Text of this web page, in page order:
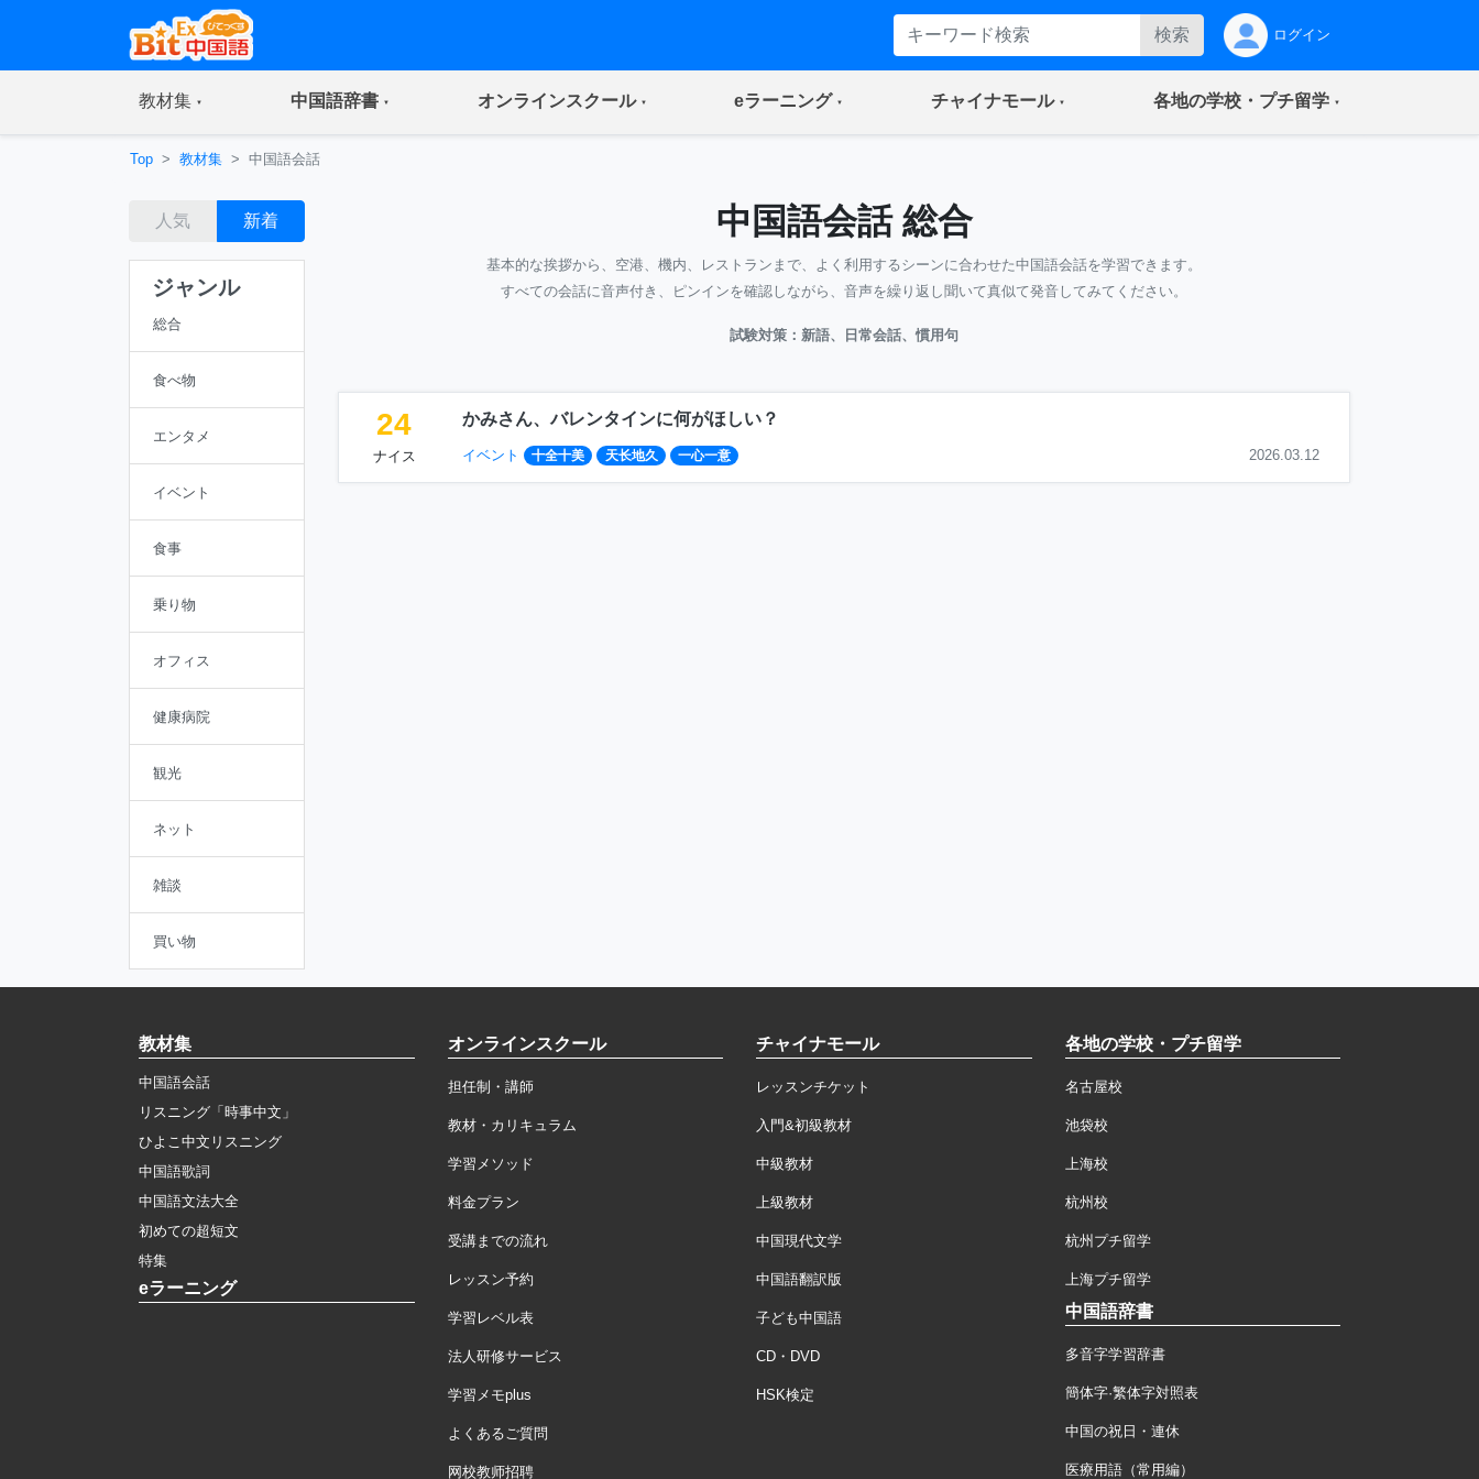
検索 ログイン
教材集(current) 中国語辞書(current) オンラインスクール(current) eラーニング(current) チャイナモール(current) 各地の学校・プチ留学(current)
Top 教材集 中国語会話
人気 新着
ジャンル
総合
食べ物
エンタメ
イベント
食事
乗り物
オフィス
健康病院
観光
ネット
雑談
買い物
中国語会話 総合
基本的な挨拶から、空港、機内、レストランまで、よく利用するシーンに合わせた中国語会話を学習できます。
すべての会話に音声付き、ピンインを確認しながら、音声を繰り返し聞いて真似て発音してみてください。
試験対策：新語、日常会話、慣用句
24
ナイス
かみさん、バレンタインに何がほしい？
イベント 十全十美 天长地久 一心一意 2026.03.12
教材集
中国語会話
リスニング「時事中文」
ひよこ中文リスニング
中国語歌詞
中国語文法大全
初めての超短文
特集
eラーニング
オンラインスクール
担任制・講師
教材・カリキュラム
学習メソッド
料金プラン
受講までの流れ
レッスン予約
学習レベル表
法人研修サービス
学習メモplus
よくあるご質問
网校教师招聘
チャイナモール
レッスンチケット
入門&初級教材
中級教材
上級教材
中国現代文学
中国語翻訳版
子ども中国語
CD・DVD
HSK検定
各地の学校・プチ留学
名古屋校
池袋校
上海校
杭州校
杭州プチ留学
上海プチ留学
中国語辞書
多音字学習辞書
簡体字·繁体字対照表
中国の祝日・連休
医療用語（常用編）